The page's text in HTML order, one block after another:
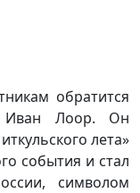
обратится
Иван Лоор. Он
лета»
события и стал
символом